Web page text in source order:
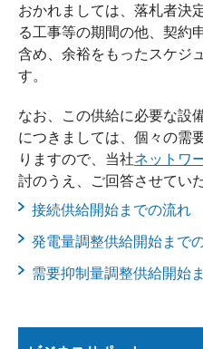
おかれましては、落札者決
る工事等の期間の他、契約
含め、余裕をもったスケジ
す。
なお、この供給に必要な設
につきましては、個々の需
りますので、当社ネットワ
討のうえ、ご回答させてい
接続供給開始までの流れ
発電量調整供給開始まで
需要抑制量調整供給開始